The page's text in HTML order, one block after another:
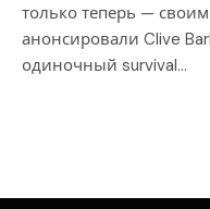
только теперь —
анонсировали Clive
одиночный survival…